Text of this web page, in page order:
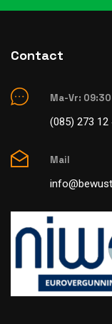
Contact
Ma-Vr:
(085) 273 12
Mail